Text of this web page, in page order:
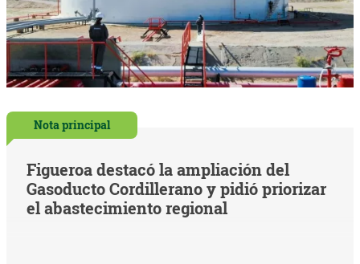
Nota principal
Figueroa destacó la ampliación del
Gasoducto Cordillerano y pidió priorizar
el abastecimiento regional